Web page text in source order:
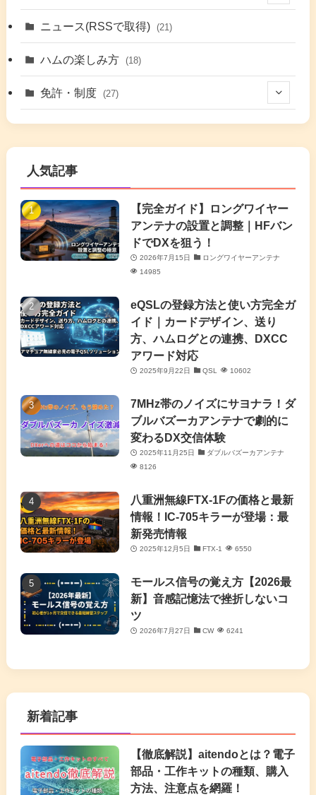
(17)
(6)
(42)
(5)
(1)
(4)
(3)
(41)
(26)
(7) (7)
(16)
(7)
(6)
(63)
(7)
(5)
(4)
(2)
(5)
(11)
ニュース(RSSで取得) (21)
ハムの楽しみ方 (18)
免許・制度 (27)
(5)
(4)
(1)
人気記事
【完全ガイド】ロングワイヤー
アンテナの設置と調整｜HFバン
ドでDXを狙う！
2026年7月15日
ロングワイヤーアンテナ
14985
eQSLの登録方法と使い方完全ガ
イド｜カードデザイン、送り
方、ハムログとの連携、DXCC
アワード対応
2025年9月22日 QSL 10602
7MHz帯のノイズにサヨナラ！ダ
ブルバズーカアンテナで劇的に
変わるDX交信体験
2025年11月25日
ダブルバズーカアンテナ
8126
八重洲無線FTX-1Fの価格と最新
情報！IC-705キラーが登場：最
新発売情報
2025年12月5日 FTX-1 6550
モールス信号の覚え方【2026最
新】音感記憶法で挫折しないコ
ツ
2026年7月27日 CW 6241
新着記事
【徹底解説】aitendoとは？電子
部品・工作キットの種類、購入
方法、注意点を網羅！